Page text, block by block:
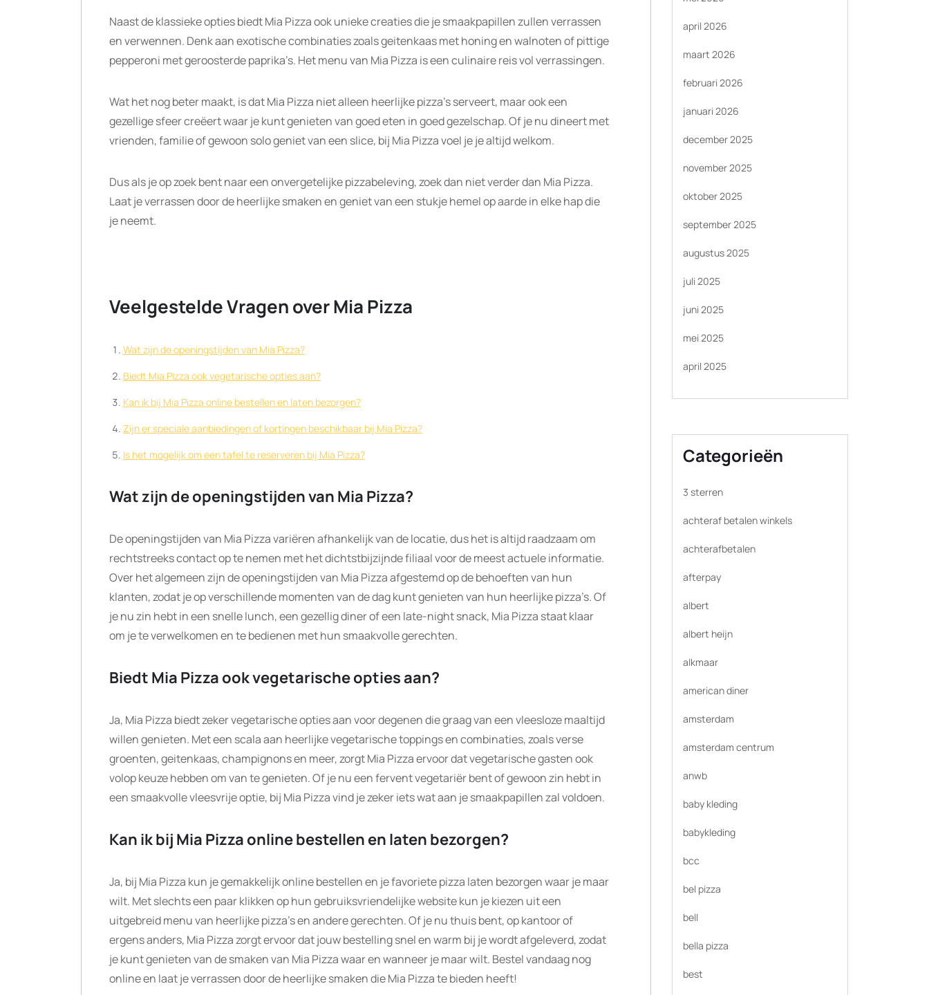
Naast de klassieke opties biedt Mia Pizza ook unieke creaties die je smaakpapillen zullen verrassen
en verwennen. Denk aan exotische combinaties zoals geitenkaas met honing en walnoten of pittige
pepperoni met geroosterde paprika’s. Het menu van Mia Pizza is een culinaire reis vol verrassingen.
Wat het nog beter maakt, is dat Mia Pizza niet alleen heerlijke pizza’s serveert, maar ook een
gezellige sfeer creëert waar je kunt genieten van goed eten in goed gezelschap. Of je nu dineert met
vrienden, familie of gewoon solo geniet van een slice, bij Mia Pizza voel je je altijd welkom.
Dus als je op zoek bent naar een onvergetelijke pizzabeleving, zoek dan niet verder dan Mia Pizza.
Laat je verrassen door de heerlijke smaken en geniet van een stukje hemel op aarde in elke hap die
je neemt.
Veelgestelde Vragen over Mia Pizza
Wat zijn de openingstijden van Mia Pizza?
Biedt Mia Pizza ook vegetarische opties aan?
Kan ik bij Mia Pizza online bestellen en laten bezorgen?
Zijn er speciale aanbiedingen of kortingen beschikbaar bij Mia Pizza?
Is het mogelijk om een tafel te reserveren bij Mia Pizza?
Wat zijn de openingstijden van Mia Pizza?
De openingstijden van Mia Pizza variëren afhankelijk van de locatie, dus het is altijd raadzaam om
rechtstreeks contact op te nemen met het dichtstbijzijnde filiaal voor de meest actuele informatie.
Over het algemeen zijn de openingstijden van Mia Pizza afgestemd op de behoeften van hun
klanten, zodat je op verschillende momenten van de dag kunt genieten van hun heerlijke pizza’s. Of
je nu zin hebt in een snelle lunch, een gezellig diner of een late-night snack, Mia Pizza staat klaar
om je te verwelkomen en te bedienen met hun smaakvolle gerechten.
Biedt Mia Pizza ook vegetarische opties aan?
Ja, Mia Pizza biedt zeker vegetarische opties aan voor degenen die graag van een vleesloze maaltijd
willen genieten. Met een scala aan heerlijke vegetarische toppings en combinaties, zoals verse
groenten, geitenkaas, champignons en meer, zorgt Mia Pizza ervoor dat vegetarische gasten ook
volop keuze hebben om van te genieten. Of je nu een fervent vegetariër bent of gewoon zin hebt in
een smaakvolle vleesvrije optie, bij Mia Pizza vind je zeker iets wat aan je smaakpapillen zal voldoen.
Kan ik bij Mia Pizza online bestellen en laten bezorgen?
Ja, bij Mia Pizza kun je gemakkelijk online bestellen en je favoriete pizza laten bezorgen waar je maar
wilt. Met slechts een paar klikken op hun gebruiksvriendelijke website kun je kiezen uit een
uitgebreid menu van heerlijke pizza’s en andere gerechten. Of je nu thuis bent, op kantoor of
ergens anders, Mia Pizza zorgt ervoor dat jouw bestelling snel en warm bij je wordt afgeleverd, zodat
je kunt genieten van de smaken van Mia Pizza waar en wanneer je maar wilt. Bestel vandaag nog
online en laat je verrassen door de heerlijke smaken die Mia Pizza te bieden heeft!
april 2026
maart 2026
februari 2026
januari 2026
december 2025
november 2025
oktober 2025
september 2025
augustus 2025
juli 2025
juni 2025
mei 2025
april 2025
Categorieën
3 sterren
achteraf betalen winkels
achterafbetalen
afterpay
albert
albert heijn
alkmaar
american diner
amsterdam
amsterdam centrum
anwb
baby kleding
babykleding
bcc
bel pizza
bell
bella pizza
best